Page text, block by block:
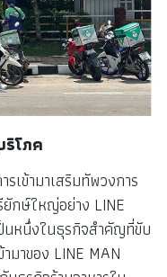
ริโภค
เข้ามาเสริมทัพวงการ
กษ์ใหญ่อย่าง LINE
นหนึ่งในธุรกิจสำคัญที่ขับ
มาของ LINE MAN